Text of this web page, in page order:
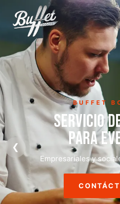
A
Asado, choripán y carnes a
❮